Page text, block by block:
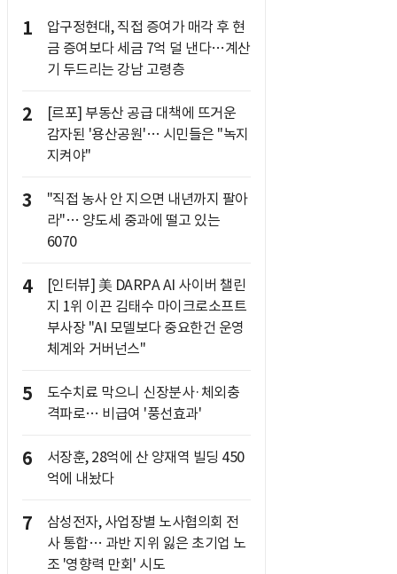
1
압구정현대, 직접 증여가 매각 후 현
금 증여보다 세금 7억 덜 낸다…계산
기 두드리는 강남 고령층
2
[르포] 부동산 공급 대책에 뜨거운
감자된 '용산공원'… 시민들은 "녹지
지켜야"
3
"직접 농사 안 지으면 내년까지 팔아
라"… 양도세 중과에 떨고 있는
6070
4
[인터뷰] 美 DARPA AI 사이버 챌린
지 1위 이끈 김태수 마이크로소프트
부사장 "AI 모델보다 중요한건 운영
체계와 거버넌스"
5
도수치료 막으니 신장분사·체외충
격파로… 비급여 '풍선효과'
6
서장훈, 28억에 산 양재역 빌딩 450
억에 내놨다
7
삼성전자, 사업장별 노사협의회 전
사 통합… 과반 지위 잃은 초기업 노
조 '영향력 만회' 시도